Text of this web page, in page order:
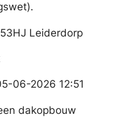
Leiderdorp
06-2026 12:51
dakopbouw